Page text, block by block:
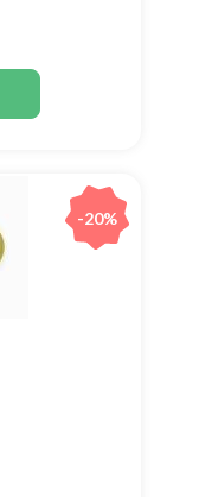
-20%